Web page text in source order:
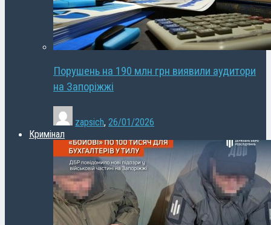
Порушень на 190 млн грн виявили аудитори
на Запоріжжі
zapsich, 26/01/2026
Кримінал